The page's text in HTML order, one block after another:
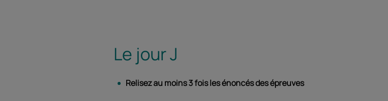
Le jour J
Relisez au moins 3 fois les énoncés des épreuves